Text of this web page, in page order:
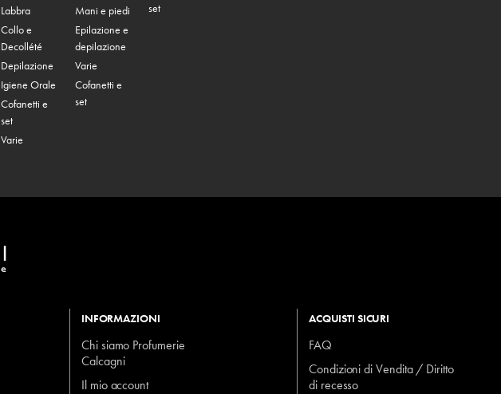
Labbra
Collo e
Decollété
Depilazione
Igiene Orale
Cofanetti e
set
Varie
Mani e piedi
Epilazione e
depilazione
Varie
Cofanetti e
set
set
INFORMAZIONI
Chi siamo Profumerie
Calcagni
Il mio account
ACQUISTI SICURI
FAQ
Condizioni di Vendita / Diritto
di recesso